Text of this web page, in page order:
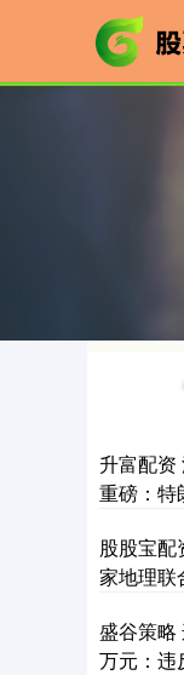
升富配资
重磅：特
股股宝配
家地理联
盛谷策略
万元：违